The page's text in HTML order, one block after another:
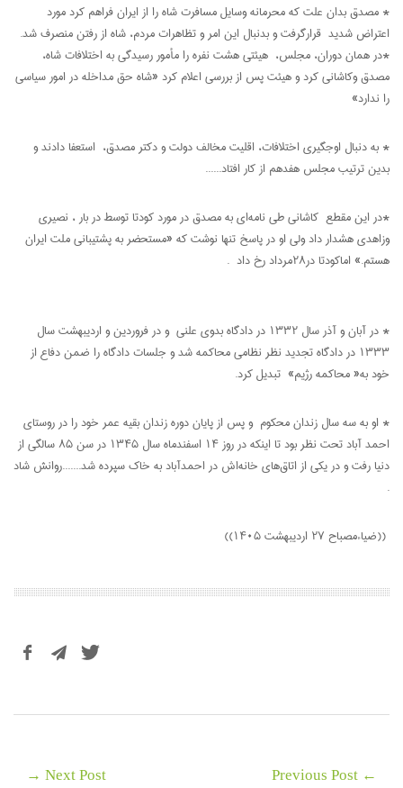
* مصدق بدان علت که محرمانه وسایل مسافرت شاه را از ایران فراهم کرد مورد
اعتراض شدید قرارگرفت و بدنبال این امر و تظاهرات مردم، شاه از رفتن منصرف شد.
*در همان دوران، مجلس، هیئتی هشت نفره را مأمور رسیدگی به اختلافات شاه،
مصدق وکاشانی کرد و هیئت پس از بررسی اعلام کرد «شاه حق مداخله در امور سیاسی
را ندارد»
* به دنبال اوجگیری اختلافات، اقلیت مخالف دولت و دکتر مصدق، استعفا دادند و
بدین ترتیب مجلس هفدهم از کار افتاد......
*در این مقطع کاشانی طی نامه‌ای به مصدق در مورد کودتا توسط در بار ، نصیری
وزاهدی هشدار داد ولی او در پاسخ تنها نوشت که «مستحضر به پشتیبانی ملت ایران
هستم.» اماکودتا در28مرداد رخ داد .
* در آبان و آذر سال 1332 در دادگاه بدوی علنی و در فروردین و اردیبهشت سال
1333 در دادگاه تجدید نظر نظامی محاکمه شد و جلسات دادگاه را ضمن دفاع از
خود به« محاکمه رژیم» تبدیل کرد.
* او به سه سال زندان محکوم و پس از پایان دوره زندان بقیه عمر خود را در روستای
احمد آباد تحت نظر بود تا اینکه در روز 14 اسفندماه سال 1345 در سن 85 سالگی از
دنیا رفت و در یکی از اتاق‌های خانه‌اش در احمدآباد به خاک سپرده شد.......روانش شاد
.
((ضیاءمصباح 27 اردیبهشت 1405))
← Previous Post
Next Post →